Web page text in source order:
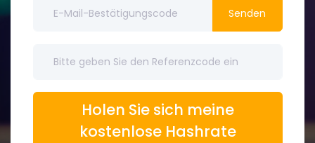
Senden
Holen Sie sich meine
kostenlose Hashrate